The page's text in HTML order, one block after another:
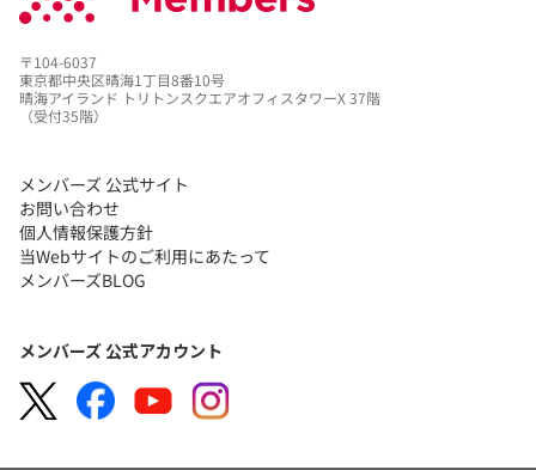
〒104-6037
東京都中央区晴海1丁目8番10号
晴海アイランド トリトンスクエアオフィスタワーX 37階
（受付35階）
メンバーズ 公式サイト
お問い合わせ
個人情報保護方針
当Webサイトのご利用にあたって
メンバーズBLOG
メンバーズ 公式アカウント